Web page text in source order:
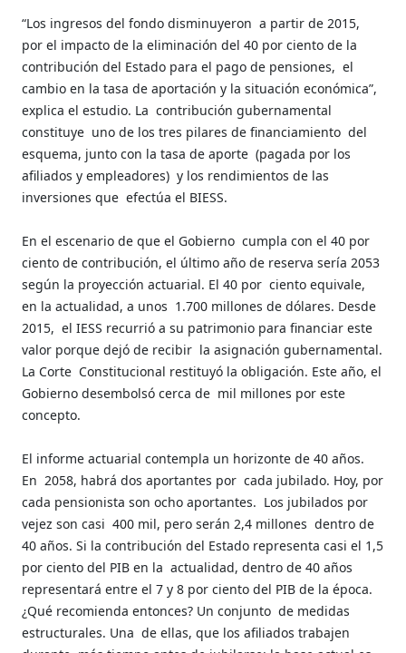
“Los ingresos del fondo disminuyeron a partir de 2015,
por el impacto de la eliminación del 40 por ciento de la
contribución del Estado para el pago de pensiones, el
cambio en la tasa de aportación y la situación económica”,
explica el estudio. La contribución gubernamental
constituye uno de los tres pilares de financiamiento del
esquema, junto con la tasa de aporte (pagada por los
afiliados y empleadores) y los rendimientos de las
inversiones que efectúa el BIESS.
En el escenario de que el Gobierno cumpla con el 40 por
ciento de contribución, el último año de reserva sería 2053
según la proyección actuarial. El 40 por ciento equivale,
en la actualidad, a unos 1.700 millones de dólares. Desde
2015, el IESS recurrió a su patrimonio para financiar este
valor porque dejó de recibir la asignación gubernamental.
La Corte Constitucional restituyó la obligación. Este año, el
Gobierno desembolsó cerca de mil millones por este
concepto.
El informe actuarial contempla un horizonte de 40 años.
En 2058, habrá dos aportantes por cada jubilado. Hoy, por
cada pensionista son ocho aportantes. Los jubilados por
vejez son casi 400 mil, pero serán 2,4 millones dentro de
40 años. Si la contribución del Estado representa casi el 1,5
por ciento del PIB en la actualidad, dentro de 40 años
representará entre el 7 y 8 por ciento del PIB de la época.
¿Qué recomienda entonces? Un conjunto de medidas
estructurales. Una de ellas, que los afiliados trabajen